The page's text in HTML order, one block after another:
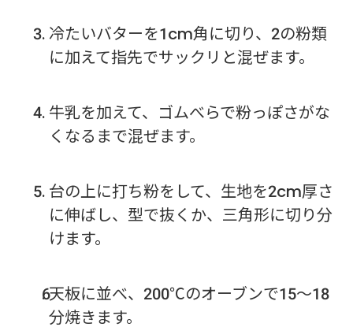
冷たいバターを1cm角に切り、2の粉類
に加えて指先でサックリと混ぜます。
牛乳を加えて、ゴムべらで粉っぽさがな
くなるまで混ぜます。
台の上に打ち粉をして、生地を2cm厚さ
に伸ばし、型で抜くか、三角形に切り分
けます。
天板に並べ、200℃のオーブンで15〜18
分焼きます。